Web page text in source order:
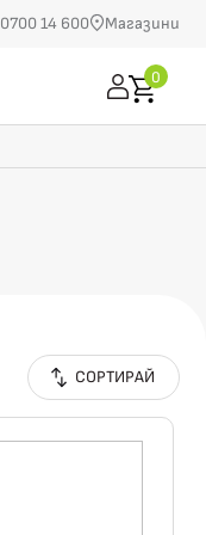
0700 14 600 Магазини
0
СОРТИРАЙ